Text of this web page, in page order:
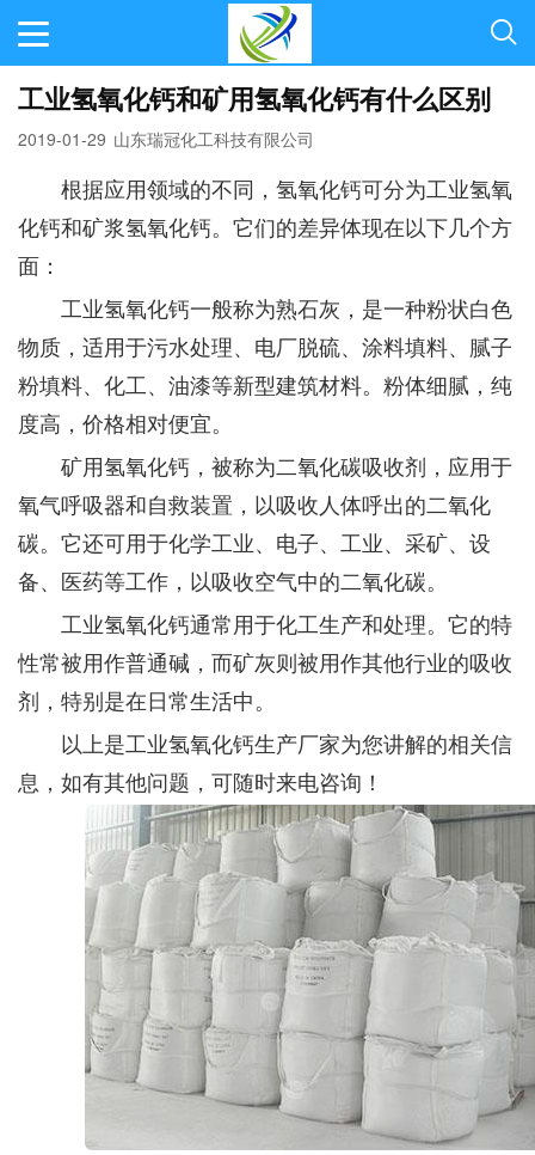
工业氢氧化钙和矿用氢氧化钙有什么区别
2019-01-29 山东瑞冠化工科技有限公司
根据应用领域的不同，氢氧化钙可分为工业氢氧
化钙和矿浆氢氧化钙。它们的差异体现在以下几个方
面：
工业氢氧化钙一般称为熟石灰，是一种粉状白色
物质，适用于污水处理、电厂脱硫、涂料填料、腻子
粉填料、化工、油漆等新型建筑材料。粉体细腻，纯
度高，价格相对便宜。
矿用氢氧化钙，被称为二氧化碳吸收剂，应用于
氧气呼吸器和自救装置，以吸收人体呼出的二氧化
碳。它还可用于化学工业、电子、工业、采矿、设
备、医药等工作，以吸收空气中的二氧化碳。
工业氢氧化钙通常用于化工生产和处理。它的特
性常被用作普通碱，而矿灰则被用作其他行业的吸收
剂，特别是在日常生活中。
以上是工业氢氧化钙生产厂家为您讲解的相关信
息，如有其他问题，可随时来电咨询！